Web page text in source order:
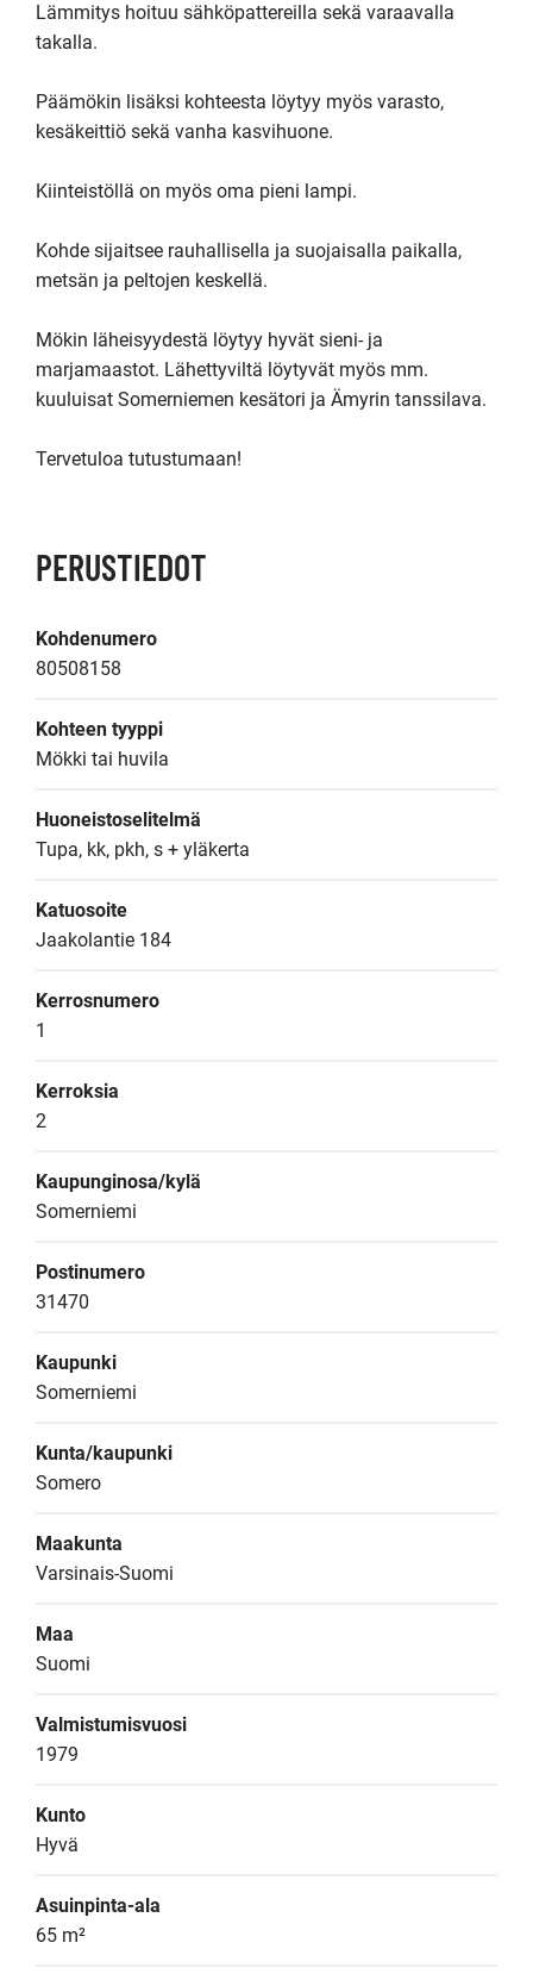
Lämmitys hoituu sähköpattereilla sekä varaavalla
takalla.
Päämökin lisäksi kohteesta löytyy myös varasto,
kesäkeittiö sekä vanha kasvihuone.
Kiinteistöllä on myös oma pieni lampi.
Kohde sijaitsee rauhallisella ja suojaisalla paikalla,
metsän ja peltojen keskellä.
Mökin läheisyydestä löytyy hyvät sieni- ja
marjamaastot. Lähettyviltä löytyvät myös mm.
kuuluisat Somerniemen kesätori ja Ämyrin tanssilava.
Tervetuloa tutustumaan!
PERUSTIEDOT
Kohdenumero
80508158
Kohteen tyyppi
Mökki tai huvila
Huoneistoselitelmä
Tupa, kk, pkh, s + yläkerta
Katuosoite
Jaakolantie 184
Kerrosnumero
1
Kerroksia
2
Kaupunginosa/kylä
Somerniemi
Postinumero
31470
Kaupunki
Somerniemi
Kunta/kaupunki
Somero
Maakunta
Varsinais-Suomi
Maa
Suomi
Valmistumisvuosi
1979
Kunto
Hyvä
Asuinpinta-ala
65 m²